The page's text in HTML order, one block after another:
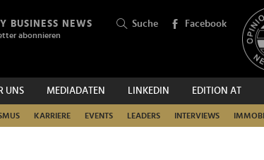
BUSINESS NEWS
abonnieren
Suche Facebook
UNS MEDIADATEN LINKEDIN EDITION AT
KARRIERE EVENTS LEADERS INTERVIEWS
SUCHEN